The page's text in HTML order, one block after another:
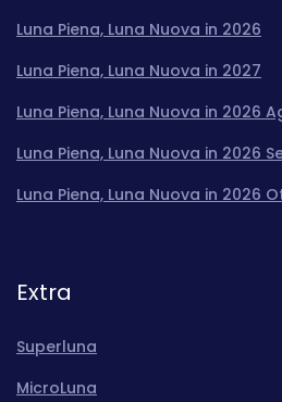
Luna Piena, Luna Nuova in 2026
Luna Piena, Luna Nuova in 2027
Luna Piena, Luna Nuova in 2026
Luna Piena, Luna Nuova in 2026
Luna Piena, Luna Nuova in 2026
Extra
Superluna
MicroLuna